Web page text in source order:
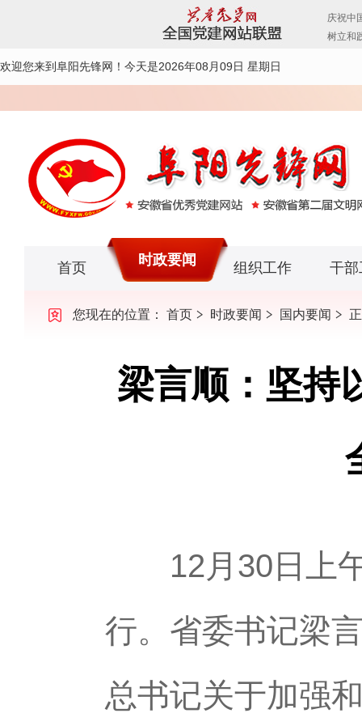
欢迎您来到阜阳先锋网！ 今天是2026年08月09日 星期日
首页 时政要闻 组织工作 干部
您现在的位置： 首页 时政要闻 国内要闻
梁言顺：坚持
12月30日上午
行。省委书记梁
总书记关于加强